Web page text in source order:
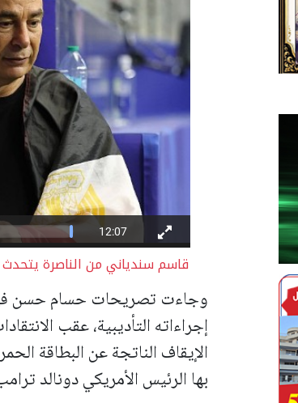
قاسم سندياني من الناصرة يتحدث عن مونديال 2026
وجاءت تصريحات حسام حسن في
إجراءاته التأديبية، عقب
الإيقاف الناتجة ​عن البطاقة
بها الرئيس الأمريكي دونالد